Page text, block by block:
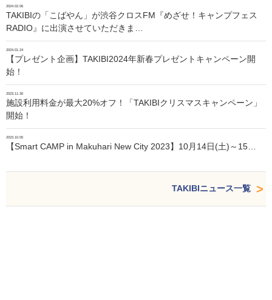
2024.02.06
TAKIBIの「こばやん」が渋谷クロスFM『めざせ！キャンプフェス
RADIO』に出演させていただきま…
2024.01.24
【プレゼント企画】TAKIBI2024年新春プレゼントキャンペーン開
始！
2023.11.30
施設利用料金が最大20%オフ！「TAKIBIクリスマスキャンペーン」
開始！
2023.10.05
【Smart CAMP in Makuhari New City 2023】10月14日(土)～15…
TAKIBIニュース一覧